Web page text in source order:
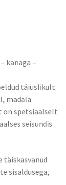
kanaga –
täiuslikult
madala
on spetsiaalselt
seisundis
sisaldusega,